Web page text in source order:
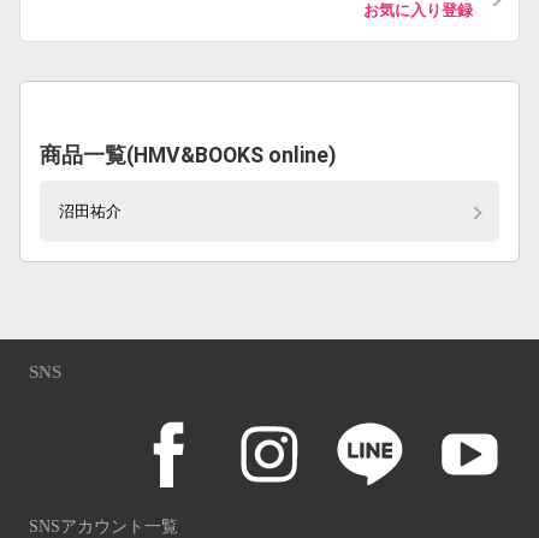
お気に入り登録
商品一覧(HMV&BOOKS online)
沼田祐介
SNS
SNSアカウント一覧